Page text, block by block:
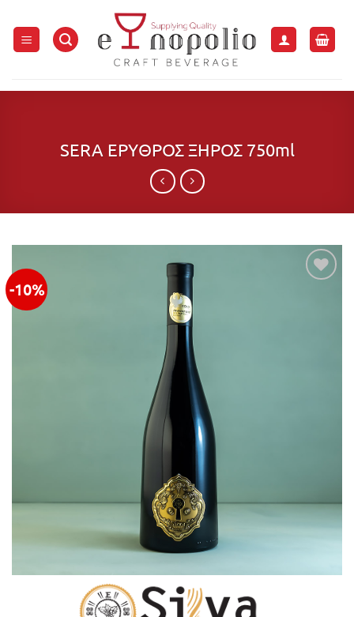
στο
περιεχόμενο
SERA ΕΡΥΘΡΟΣ ΞΗΡΟΣ 750ml
-10%